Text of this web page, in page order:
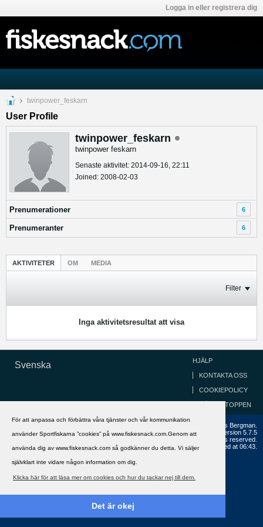
För att anpassa och förbättra våra tjänster och vår kommunikation
använder Sportfiskarna ”cookies” på www.fiskesnack.com.Genom att
använda dig av www.fiskesnack.com så godkänner du detta. Vi säljer
självklart inte vidare någon information om dig.
Klicka här för att läsa mer om cookies och hur du tackar nej till dem.
Det är okej
Logga in eller registrera dig
twinpower_feskarn
User Profile
twinpower_feskarn
twinpower feskarn
Senaste aktivitet: 2014-09-16, 22:11
Joined: 2008-02-03
Prenumerationer 6
Prenumeranter 6
AKTIVITETER OM MEDIA
Filter
Inga aktivitetsresultat att visa
Svenska HJÄLP
KONTAKTA OSS
COOKIEPOLICY
GÅ TILL TOPPEN
Copyright ©2002 - 2021, FiskeSnack.com. Grundad 2002 av Anders Bergman.
Powered byvBulletin®
Version 5.7.5
Copyright © 2026 MH Sub I, LLC dba vBulletin. All rights reserved.
All times are GMT+1. This page was generated at 06:43.